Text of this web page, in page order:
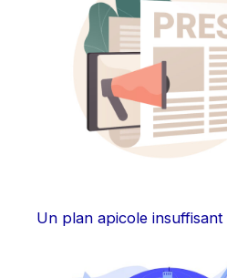
Un plan apicole insuffisant